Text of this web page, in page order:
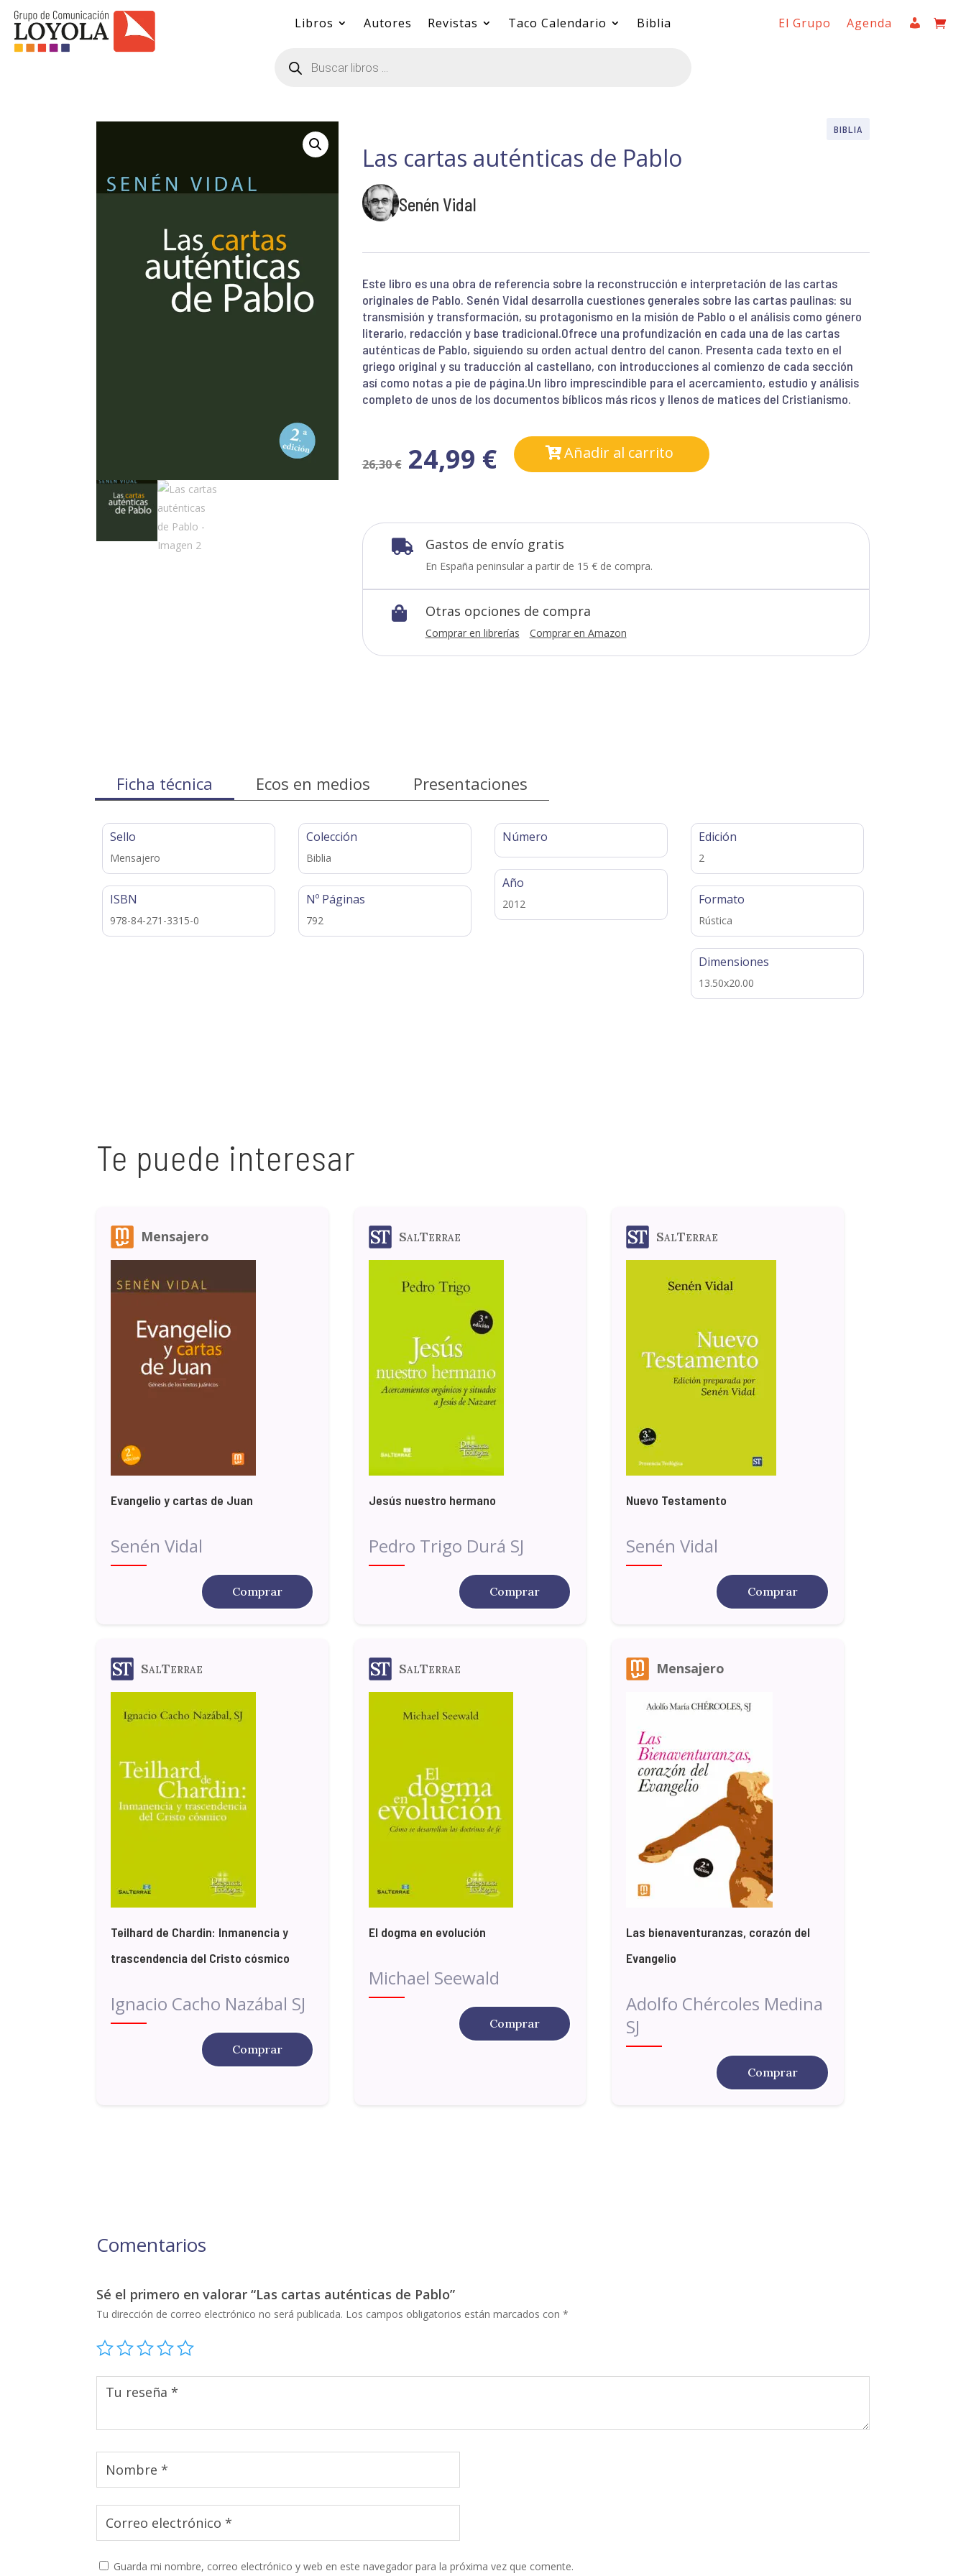
Libros Autores Revistas Taco Calendario Biblia
productos
El Grupo Agenda
BIBLIA
Las cartas auténticas de Pablo
Senén Vidal
Este libro es una obra de referencia sobre la reconstrucción e interpretación de las cartas
originales de Pablo. Senén Vidal desarrolla cuestiones generales sobre las cartas paulinas: su
transmisión y transformación, su protagonismo en la misión de Pablo o el análisis como género
literario, redacción y base tradicional.Ofrece una profundización en cada una de las cartas
auténticas de Pablo, siguiendo su orden actual dentro del canon. Presenta cada texto en el
griego original y su traducción al castellano, con introducciones al comienzo de cada sección
así como notas a pie de página.Un libro imprescindible para el acercamiento, estudio y análisis
completo de unos de los documentos bíblicos más ricos y llenos de matices del Cristianismo.
26,30€ 24,99 € Añadir al carrito
 Gastos de envío gratis
En España peninsular a partir de 15 € de compra.
 Otras opciones de compra
Comprar en librerías Comprar en Amazon
Ficha técnica Ecos en medios Presentaciones
Sello
Mensajero
ISBN
978-84-271-3315-0
Colección
Biblia
Nº Páginas
792
Número
Año
2012
Edición
2
Formato
Rústica
Dimensiones
13.50x20.00
Te puede interesar
Mensajero
Evangelio y cartas de Juan
Senén Vidal
Comprar
SalTerrae
Jesús nuestro hermano
Pedro Trigo Durá SJ
Comprar
SalTerrae
Nuevo Testamento
Senén Vidal
Comprar
SalTerrae
Teilhard de Chardin: Inmanencia y
trascendencia del Cristo cósmico
Ignacio Cacho Nazábal SJ
Comprar
SalTerrae
El dogma en evolución
Michael Seewald
Comprar
Mensajero
Las bienaventuranzas, corazón del
Evangelio
Adolfo Chércoles Medina
SJ
Comprar
Comentarios
Sé el primero en valorar “Las cartas auténticas de Pablo”
Tu dirección de correo electrónico no será publicada. Los campos obligatorios están marcados con*
Guarda mi nombre, correo electrónico y web en este navegador para la próxima vez que comente.